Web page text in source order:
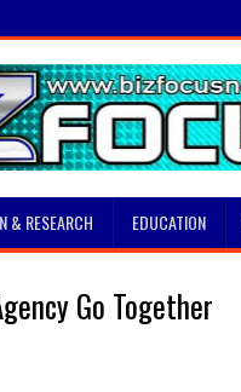
& RESEARCH EDUCATION
Go Together